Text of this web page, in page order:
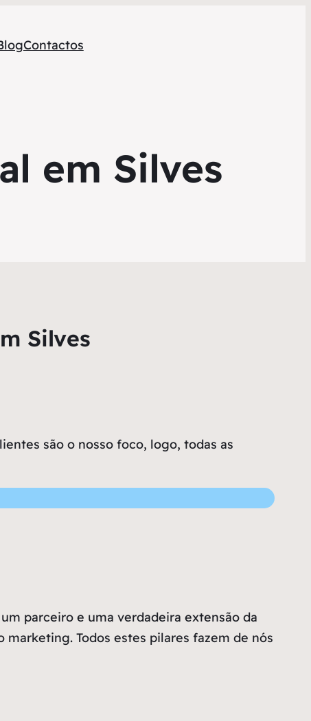
Contactos
em Silves
Silves
são o nosso foco, logo, todas as
parceiro e uma verdadeira extensão da
marketing. Todos estes pilares fazem de nós